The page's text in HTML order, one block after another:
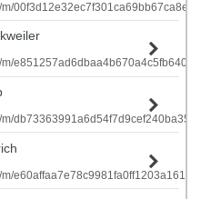
m/
m/
m/
m/